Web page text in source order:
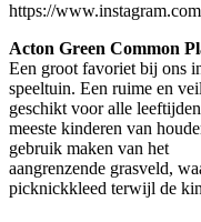
https://
Acton Green Common
Een groot favoriet bij ons
speeltuin. Een ruime en
geschikt voor alle
meeste kinderen van
gebruik maken van het
aangrenzende grasveld,
picknickkleed terwijl de